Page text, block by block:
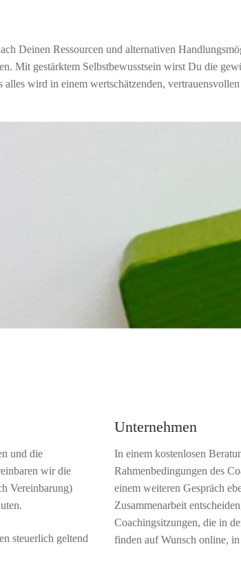
Deinen Ressourcen und alternativen
Mit gestärktem Selbstbewusstsein wirst Du die
wird in einem wertschätzenden,
und die
wir die
Vereinbarung)
steuerlich geltend
Unternehmen
In einem kostenlosen
Rahmenbedingungen des
einem weiteren Gespräch
Zusammenarbeit
Coachingsitzungen, die in
finden auf Wunsch online,